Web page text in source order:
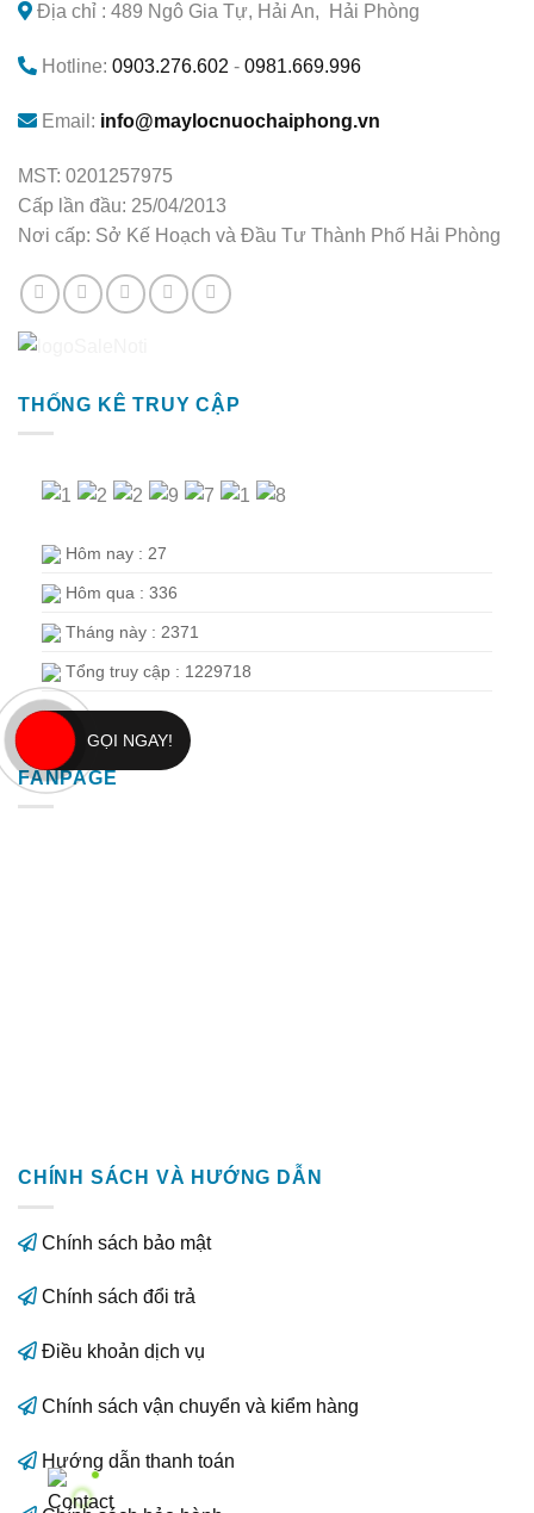
Địa chỉ : 489 Ngô Gia Tự, Hải An, Hải Phòng
Hotline: 0903.276.602 - 0981.669.996
Email: info@maylocnuochaiphong.vn
MST: 0201257975
Cấp lần đầu: 25/04/2013
Nơi cấp: Sở Kế Hoạch và Đầu Tư Thành Phố Hải Phòng
THỐNG KÊ TRUY CẬP
Hôm nay : 27
Hôm qua : 336
Tháng này : 2371
Tổng truy cập : 1229718
FANPAGE
CHÍNH SÁCH VÀ HƯỚNG DẪN
Chính sách bảo mật
Chính sách đổi trả
Điều khoản dịch vụ
Chính sách vận chuyển và kiểm hàng
Hướng dẫn thanh toán
GỌI NGAY!